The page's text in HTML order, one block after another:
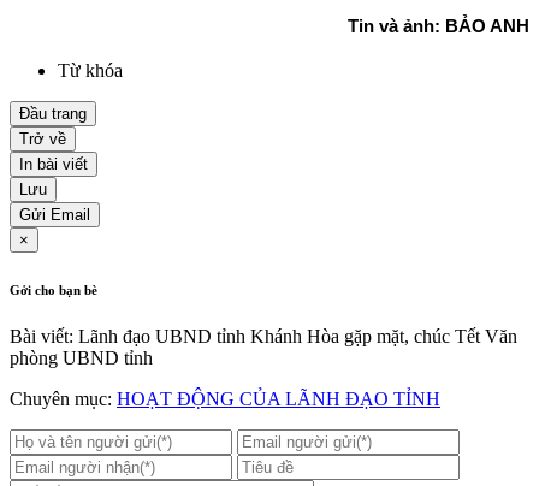
Tin và ảnh: BẢO ANH
Từ khóa
Đầu trang
Trở về
In bài viết
Lưu
Gửi Email
×
Gởi cho bạn bè
Bài viết: Lãnh đạo UBND tỉnh Khánh Hòa gặp mặt, chúc Tết Văn
phòng UBND tỉnh
Chuyên mục: HOẠT ĐỘNG CỦA LÃNH ĐẠO TỈNH